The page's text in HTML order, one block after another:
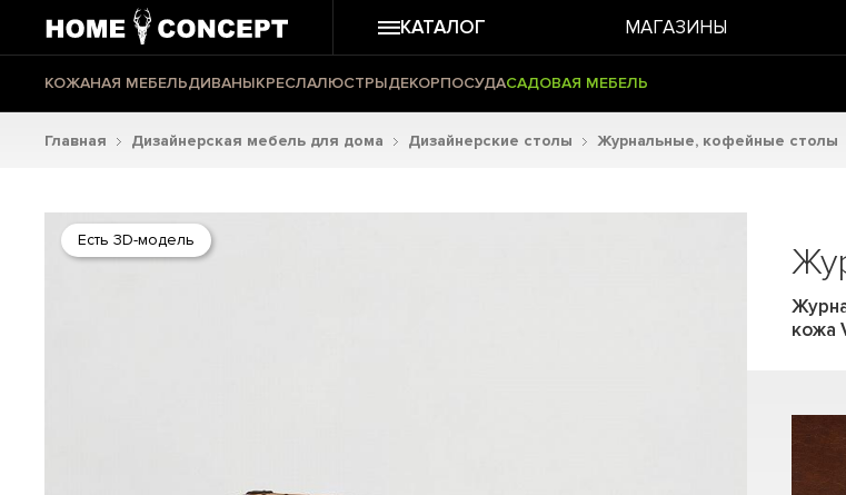
КАТАЛОГ МАГАЗИНЫ
КОЖАНАЯ МЕБЕЛЬДИВАНЫКРЕСЛАЛЮСТРЫДЕКОРПОСУДАСАДОВАЯ МЕБЕЛЬ
Главная Дизайнерская мебель для дома Дизайнерские столы Журнальные, кофейные столы
Есть 3D-модель
кожа